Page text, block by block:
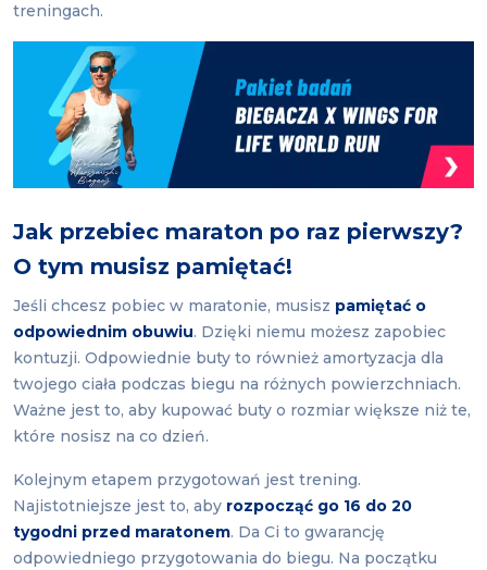
treningach.
Jak przebiec maraton po raz pierwszy?
O tym musisz pamiętać!
Jeśli chcesz pobiec w maratonie, musisz pamiętać o
odpowiednim obuwiu. Dzięki niemu możesz zapobiec
kontuzji. Odpowiednie buty to również amortyzacja dla
twojego ciała podczas biegu na różnych powierzchniach.
Ważne jest to, aby kupować buty o rozmiar większe niż te,
które nosisz na co dzień.
Kolejnym etapem przygotowań jest trening.
Najistotniejsze jest to, aby rozpocząć go 16 do 20
tygodni przed maratonem. Da Ci to gwarancję
odpowiedniego przygotowania do biegu. Na początku